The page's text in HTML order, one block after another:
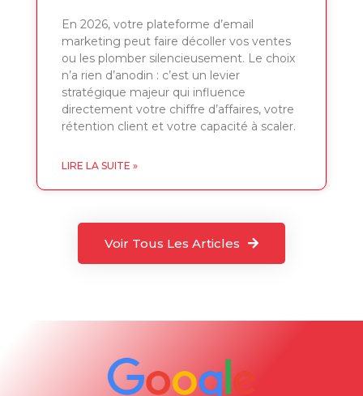
En 2026, votre plateforme d’email
marketing peut faire décoller vos ventes
ou les plomber silencieusement. Le choix
n’a rien d’anodin : c’est un levier
stratégique majeur qui influence
directement votre chiffre d’affaires, votre
rétention client et votre capacité à scaler.
LIRE LA SUITE »
Voir Tous Les Articles